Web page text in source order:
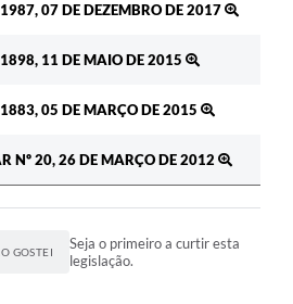
07 DE DEZEMBRO DE 2017
11 DE MAIO DE 2015
05 DE MARÇO DE 2015
Nº 20, 26 DE MARÇO DE 2012
GOSTEI
Seja o primeiro a curtir esta
legislação.